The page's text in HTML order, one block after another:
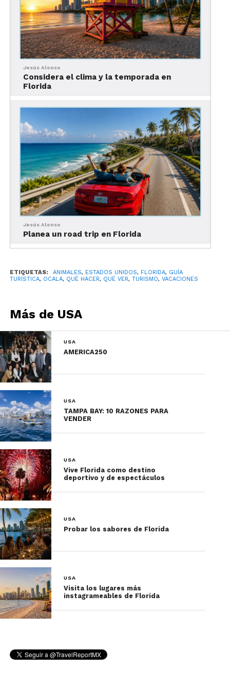
Rainbow Springs State Park
Nada, haz snorkel o explora los jardines y cascadas
de este parque natural.
Dirección:19158 SW 81st Place Rd, Dunnellon, FL
34432
La gastronomía en
combina sabores
tradicionales con propuestas innovadoras:
Mojo’s:
un ambiente relajado.
Harry’s Seafood Bar & Grille: Sabores
cajún y criollos con un toque vibrante.
La Cuisine
ingredientes locales y un ambiente
elegante.
Ivy House
espacio histórico con encanto.
Todd and Shelly’s Farm Fresh
Restaurant
productos locales.
Dónde Hospedarse
posadas, Ocala ofrece opciones para todos los
viajeros:
vistas
Jesús Alonso
Considera el clima y la temporada en
Florida
Jesús Alonso
Planea un road trip en Florida
ETIQUETAS: ANIMALES, ESTADOS UNIDOS, FLORIDA, GUÍA
TURÍSTICA, OCALA, QUÉ HACER, QUÉ VER, TURISMO, VACACIONES
Más de USA
USA
AMERICA250
USA
TAMPA BAY: 10 RAZONES PARA
VENDER
USA
Vive Florida como destino
deportivo y de espectáculos
USA
Probar los sabores de Florida
USA
Visita los lugares más
instagrameables de Florida